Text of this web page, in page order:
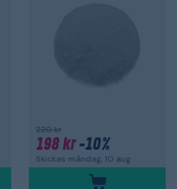
220 kr
198 kr-10%
Skickas måndag, 10 aug.